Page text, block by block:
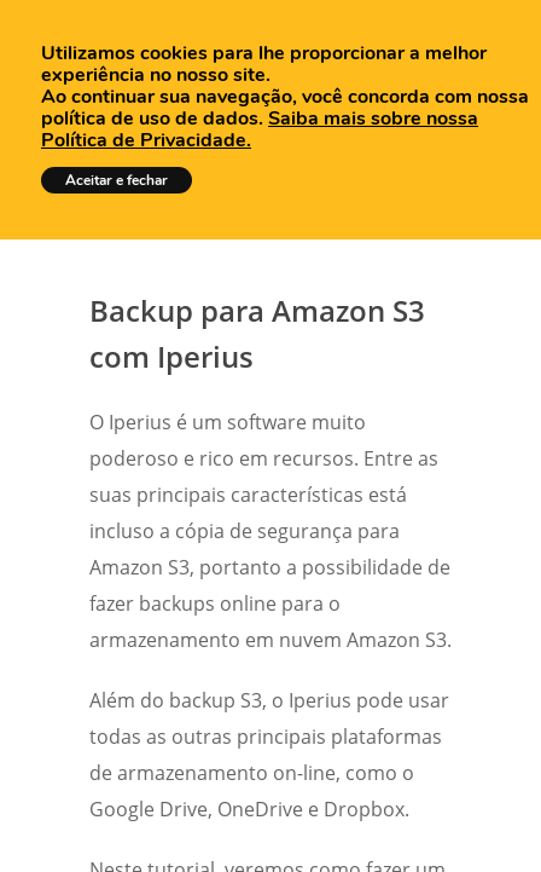
Tutoriais
Backup para Amazon S3
com Iperius
O Iperius é um software muito
poderoso e rico em recursos. Entre as
suas principais características está
incluso a cópia de segurança para
Amazon S3, portanto a possibilidade de
fazer backups online para o
armazenamento em nuvem Amazon S3.
Além do backup S3, o Iperius pode usar
todas as outras principais plataformas
de armazenamento on-line, como o
Google Drive, OneDrive e Dropbox.
Utilizamos cookies para lhe proporcionar a melhor
experiência no nosso site.
Ao continuar sua navegação, você concorda com nossa
política de uso de dados. Saiba mais sobre nossa
Política de Privacidade.
Aceitar e fechar